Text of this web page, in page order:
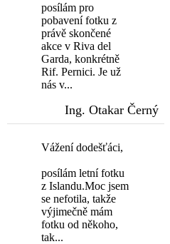
posílám pro
pobavení fotku z
právě skončené
akce v Riva del
Garda, konkrétně
Rif. Pernici. Je už
nás v...
Ing. Otakar Černý
Vážení dodešťáci,
posílám letní fotku
z Islandu.Moc jsem
se nefotila, takže
výjimečně mám
fotku od někoho,
tak...